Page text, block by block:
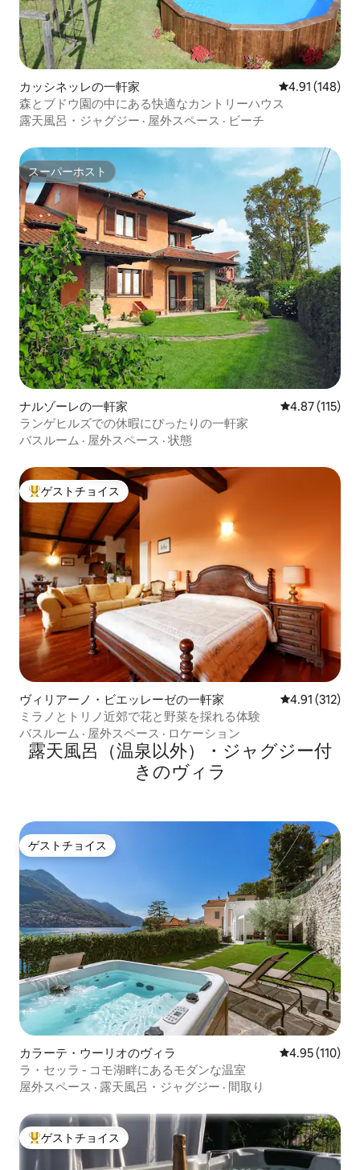
カッシネッレの一軒家 レビュー148
4.91 (148)
森とブドウ園の中にある快適なカントリーハウス
露天風呂・ジャグジー · 屋外スペース · ビーチ
スーパーホスト
スーパーホスト
ナルゾーレの一軒家 レビュー115
4.87 (115)
ランゲヒルズでの休暇にぴったりの一軒家
バスルーム · 屋外スペース · 状態
大好評のゲストチョイスです。
ゲストチョイス
ヴィリアーノ・ビエッレーゼの一軒家 レビュー312
4.91 (312)
ミラノとトリノ近郊で花と野菜を採れる体験
バスルーム · 屋外スペース · ロケーション
露天風呂（温泉以外）・ジャグジー付
きのヴィラ
ゲストチョイス
ゲストチョイス
カラーテ・ウーリオのヴィラ レビュー110
4.95 (110)
ラ・セッラ - コモ湖畔にあるモダンな温室
屋外スペース · 露天風呂・ジャグジー · 間取り
大好評のゲストチョイスです。
ゲストチョイス